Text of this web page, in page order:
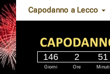
Capodanno a Lecco
146
Giorni
2
Ore
51
Minuti